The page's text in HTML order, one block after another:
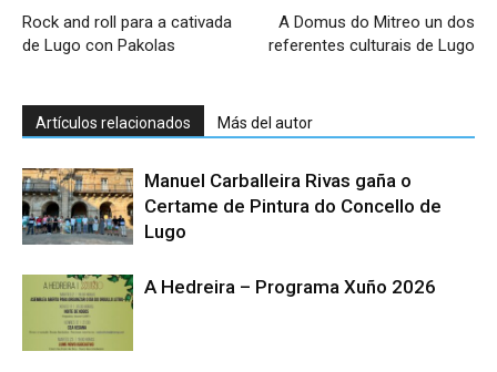
Rock and roll para a cativada
de Lugo con Pakolas
A Domus do Mitreo un dos
referentes culturais de Lugo
Artículos relacionados Más del autor
Manuel Carballeira Rivas gaña o
Certame de Pintura do Concello de
Lugo
A Hedreira – Programa Xuño 2026